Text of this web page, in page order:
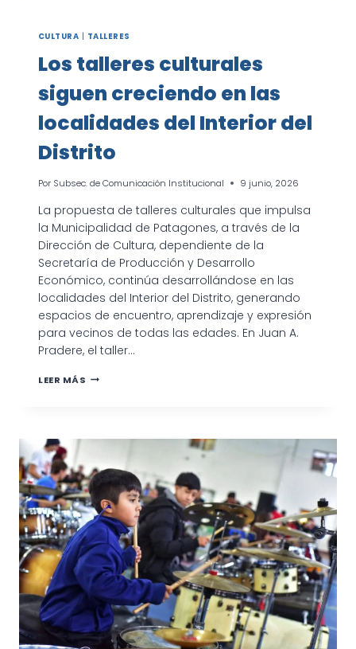
CULTURA | TALLERES
Los talleres culturales
siguen creciendo en las
localidades del Interior del
Distrito
Por Subsec. de Comunicación Institucional 9 junio, 2026
La propuesta de talleres culturales que impulsa
la Municipalidad de Patagones, a través de la
Dirección de Cultura, dependiente de la
Secretaría de Producción y Desarrollo
Económico, continúa desarrollándose en las
localidades del Interior del Distrito, generando
espacios de encuentro, aprendizaje y expresión
para vecinos de todas las edades. En Juan A.
Pradere, el taller…
LEER MÁS LOS
LOCALIDADES
DEL
INTERIOR
DEL
DISTRITO